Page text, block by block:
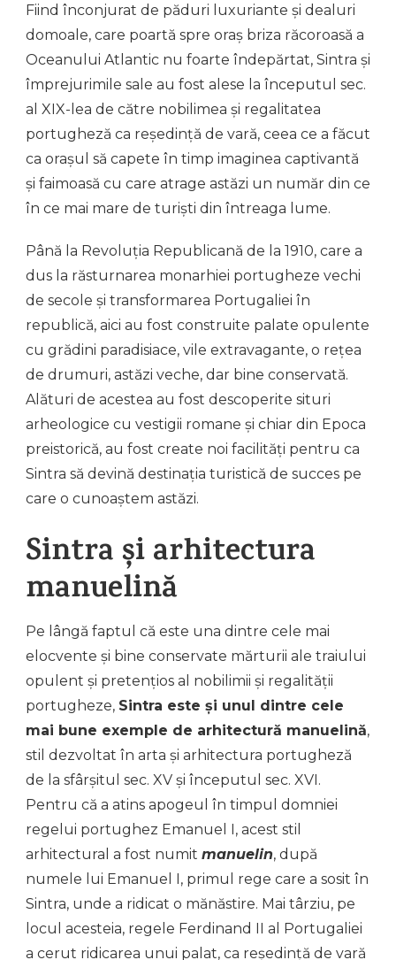
Fiind înconjurat de păduri luxuriante și dealuri
domoale, care poartă spre oraș briza răcoroasă a
Oceanului Atlantic nu foarte îndepărtat, Sintra și
împrejurimile sale au fost alese la începutul sec.
al XIX-lea de către nobilimea și regalitatea
portugheză ca reședință de vară, ceea ce a făcut
ca orașul să capete în timp imaginea captivantă
și faimoasă cu care atrage astăzi un număr din ce
în ce mai mare de turiști din întreaga lume.
Până la Revoluția Republicană de la 1910, care a
dus la răsturnarea monarhiei portugheze vechi
de secole și transformarea Portugaliei în
republică, aici au fost construite palate opulente
cu grădini paradisiace, vile extravagante, o rețea
de drumuri, astăzi veche, dar bine conservată.
Alături de acestea au fost descoperite situri
arheologice cu vestigii romane și chiar din Epoca
preistorică, au fost create noi facilități pentru ca
Sintra să devină destinația turistică de succes pe
care o cunoaștem astăzi.
Sintra și arhitectura
manuelină
Pe lângă faptul că este una dintre cele mai
elocvente și bine conservate mărturii ale traiului
opulent și pretențios al nobilimii și regalității
portugheze, Sintra este și unul dintre cele
mai bune exemple de arhitectură manuelină,
stil dezvoltat în arta și arhitectura portugheză
de la sfârșitul sec. XV și începutul sec. XVI.
Pentru că a atins apogeul în timpul domniei
regelui portughez Emanuel I, acest stil
arhitectural a fost numit manuelin, după
numele lui Emanuel I, primul rege care a sosit în
Sintra, unde a ridicat o mănăstire. Mai târziu, pe
locul acesteia, regele Ferdinand II al Portugaliei
a cerut ridicarea unui palat, ca reședință de vară